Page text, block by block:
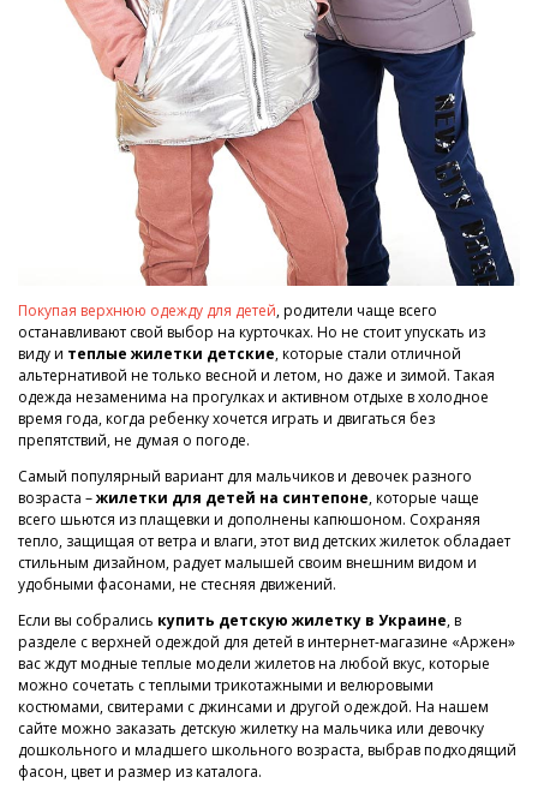
Покупая верхнюю одежду для детей, родители чаще всего
останавливают свой выбор на курточках. Но не стоит упускать из
виду и теплые жилетки детские, которые стали отличной
альтернативой не только весной и летом, но даже и зимой. Такая
одежда незаменима на прогулках и активном отдыхе в холодное
время года, когда ребенку хочется играть и двигаться без
препятствий, не думая о погоде.
Самый популярный вариант для мальчиков и девочек разного
возраста –жилетки для детей на синтепоне, которые чаще
всего шьются из плащевки и дополнены капюшоном. Сохраняя
тепло, защищая от ветра и влаги, этот вид детских жилеток обладает
стильным дизайном, радует малышей своим внешним видом и
удобными фасонами, не стесняя движений.
Если вы собрались купить детскую жилетку в Украине, в
разделе с верхней одеждой для детей в интернет-магазине «Аржен»
вас ждут модные теплые модели жилетов на любой вкус, которые
можно сочетать с теплыми трикотажными и велюровыми
костюмами, свитерами с джинсами и другой одеждой. На нашем
сайте можно заказать детскую жилетку на мальчика или девочку
дошкольного и младшего школьного возраста, выбрав подходящий
фасон, цвет и размер из каталога.